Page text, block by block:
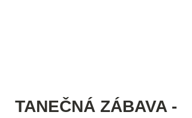
TANEČNÁ ZÁBAVA -